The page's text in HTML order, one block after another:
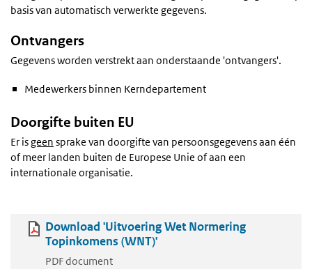
basis van automatisch verwerkte gegevens.
Ontvangers
Gegevens worden verstrekt aan onderstaande 'ontvangers'.
Medewerkers binnen Kerndepartement
Doorgifte buiten EU
Er isgeen sprake van doorgifte van persoonsgegevens aan één
of meer landen buiten de Europese Unie of aan een
internationale organisatie.
Download 'Uitvoering Wet Normering
Topinkomens (WNT)'
PDF document